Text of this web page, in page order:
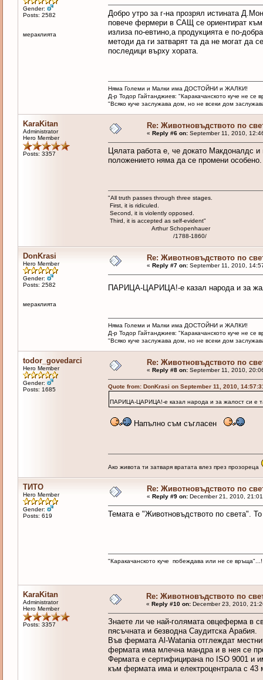
Gender:
Posts: 2582
мераклията
Добро утро за г-на прозрял истината
повече фермери в САЩ се ориентират
излиза по-евтино,а продукцията е по-
методи да ги затварят та да не могат да
последици върху хората.
Няма Големи и Малки има ДОСТОЙНИ и ЖАЛКИ!
Д-р Тодор Гайтанджиев: "Каракачанското куче не
"Всяко куче заслужава дом, но не всеки дом
KaraKitan
Administrator
Hero Member
Posts: 3357
Re: Животновъдството по
« Reply #6 on:September 11, 2010,
Цялата работа е, че докато Макдоналдс и
положението няма да се промени особено.
"All truth passes through three stages.
First, it is ridiculed.
Second, it is violently opposed.
Third, it is accepted as self-evident"
Arthur Schopenhauer
/1788-1860/
DonKrasi
Hero Member
Gender:
Posts: 2582
мераклията
Re: Животновъдството по
« Reply #7 on:September 11, 2010,
ПАРИЦА-ЦАРИЦА!-е казал народа и за
Няма Големи и Малки има ДОСТОЙНИ и ЖАЛКИ!
Д-р Тодор Гайтанджиев: "Каракачанското куче не
"Всяко куче заслужава дом, но не всеки дом
todor_govedarci
Hero Member
Gender:
Posts: 1685
Re: Животновъдството по
« Reply #8 on:September 11, 2010,
Quote from: DonKrasi on September 11, 2010,
ПАРИЦА-ЦАРИЦА!-е казал народа и за жалост си е
Напълно съм съгласен
Ако живота ти затваря вратата влез през прозореца
ТИТО
Hero Member
Gender:
Posts: 619
Re: Животновъдството по
« Reply #9 on:December 21, 2010,
Темата е "Животновъдството по света".
"Каракачанското куче побеждава или не се връща"...!
KaraKitan
Administrator
Hero Member
Posts: 3357
Re: Животновъдството по
« Reply #10 on:December 23, 2010,
Знаете ли че най-голямата овцеферма в
пясъчната и безводна Саудитска Арабия.
Във фермата Al-Watania отглеждат
фермата има млечна мандра и в нея се
Фермата е сертифицирана по ISO 9001 и
към фермата има и електроцентрала с 43